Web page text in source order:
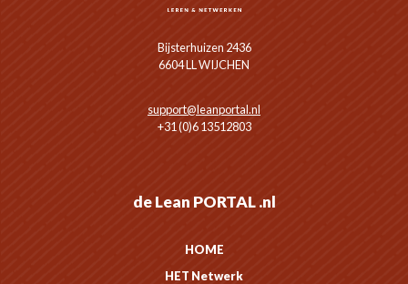
Bijsterhuizen 2436
6604 LL WIJCHEN
support@leanportal.nl
+31 (0)6 13512803
de Lean PORTAL .nl
HOME
HET Netwerk